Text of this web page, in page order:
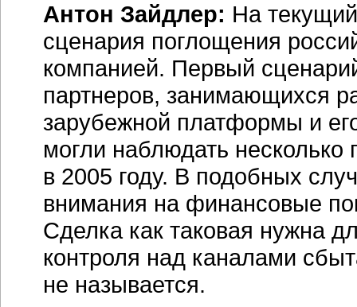
Антон Зайдлер: На
сценария поглощения
компанией. Первый
партнеров, занимающихся
зарубежной платформы и
могли наблюдать несколько
в 2005 году. В подобных
внимания на финансовые
Сделка как таковая нужна
контроля над каналами
не называется.